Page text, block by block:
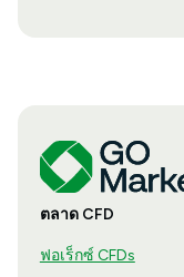
ตลาด CFD
ฟอเร็กซ์ CFDs